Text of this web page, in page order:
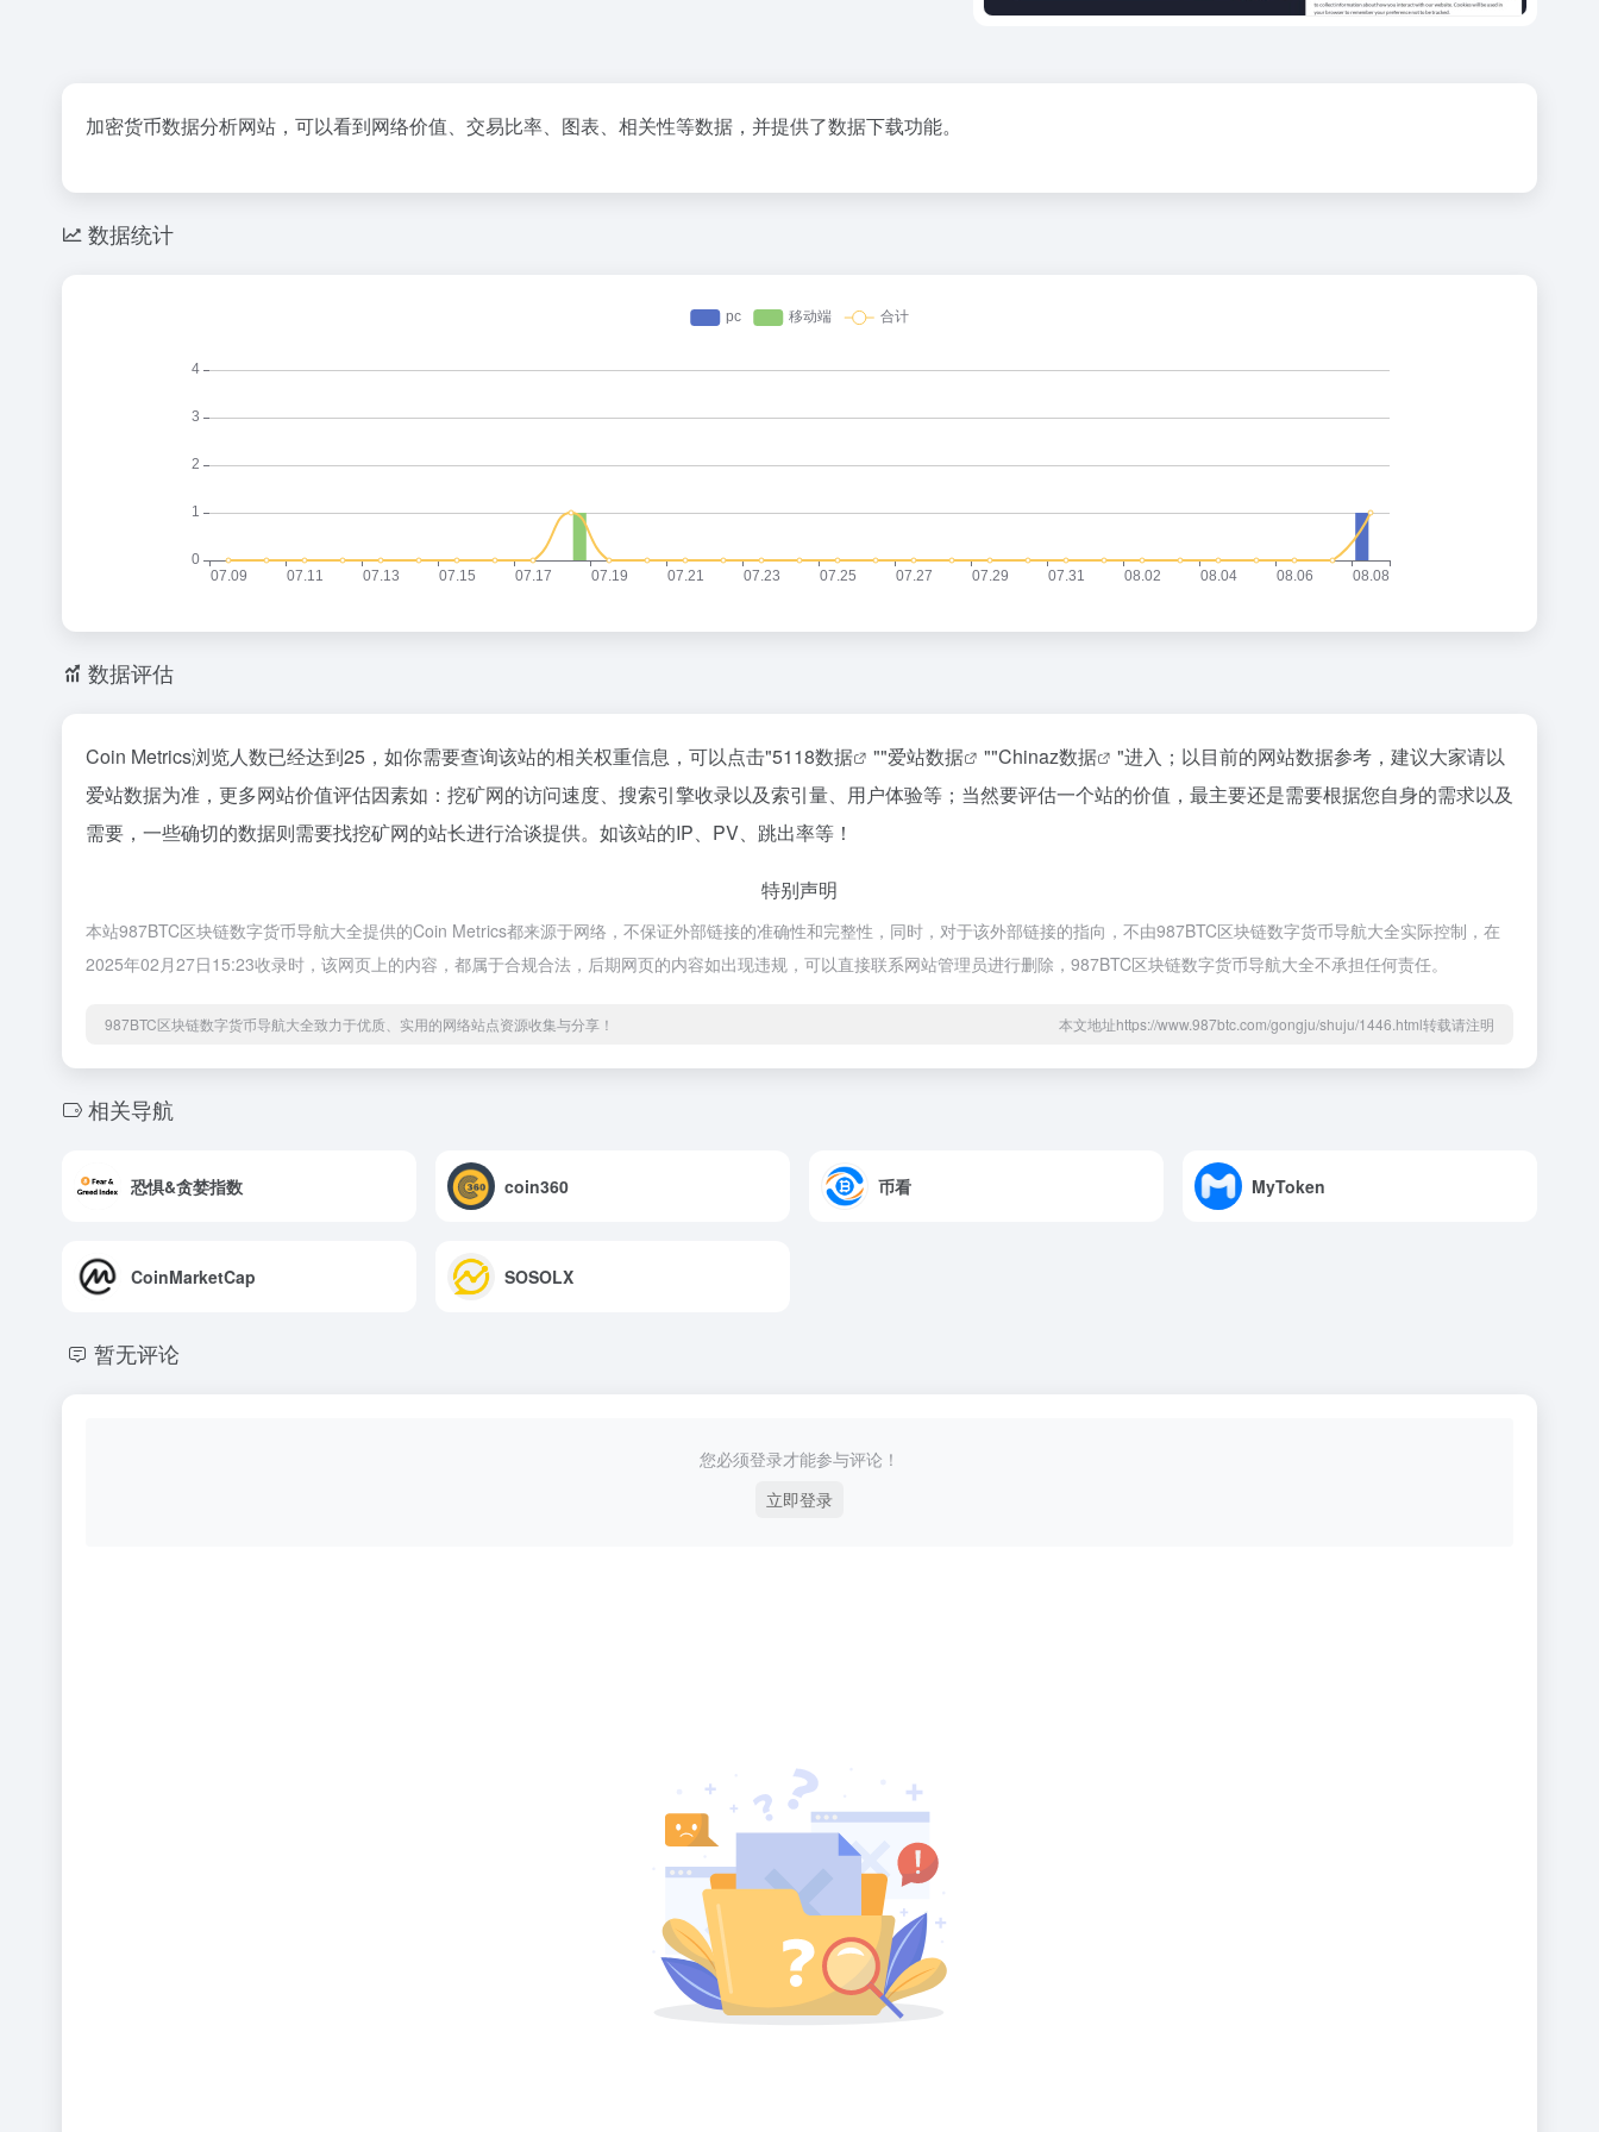
加密货币数据分析网站，可以看到网络价值、交易比率、图表、相关性等数据，并提供了数据下载功能。
数据统计
数据评估
Coin Metrics浏览人数已经达到25，如你需要查询该站的相关权重信息，可以点击"5118数据 ""爱站数据 ""Chinaz数据
"进入；以目前的网站数据参考，建议大家请以
爱站数据为准，更多网站价值评估因素如：挖矿网的访问速度、搜索引擎收录以及索引量、用户体验等；当然要评估一个站的价值，最主要还是需要根据您自身的需求以及
需要，一些确切的数据则需要找挖矿网的站长进行洽谈提供。如该站的IP、PV、跳出率等！
特别声明
本站987BTC区块链数字货币导航大全提供的Coin Metrics都来源于网络，不保证外部链接的准确性和完整性，同时，对于该外部链接的指向，不由987BTC区块链数字货币导航大全实际控制，在
2025年02月27日15:23收录时，该网页上的内容，都属于合规合法，后期网页的内容如出现违规，可以直接联系网站管理员进行删除，987BTC区块链数字货币导航大全不承担任何责任。
987BTC区块链数字货币导航大全致力于优质、实用的网络站点资源收集与分享！ 本文地址https://www.987btc.com/gongju/shuju/1446.html转载请注明
相关导航
恐惧&贪婪指数 coin360 币看 MyToken
CoinMarketCap SOSOLX
暂无评论
您必须登录才能参与评论！
立即登录